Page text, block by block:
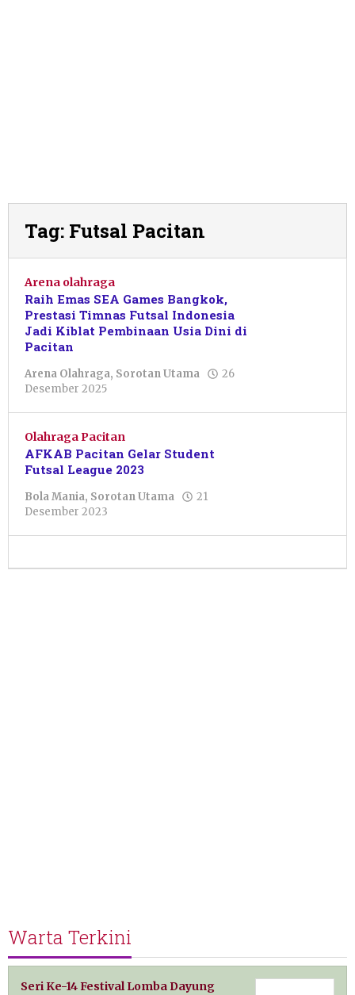
Tag: Futsal Pacitan
Arena olahraga
Raih Emas SEA Games Bangkok,
Prestasi Timnas Futsal Indonesia
Jadi Kiblat Pembinaan Usia Dini di
Pacitan
Arena Olahraga, Sorotan Utama
26
Desember 2025
Olahraga Pacitan
AFKAB Pacitan Gelar Student
Futsal League 2023
Bola Mania, Sorotan Utama
21
Desember 2023
Wulandari
Warta Terkini
Seri Ke-14 Festival Lomba Dayung